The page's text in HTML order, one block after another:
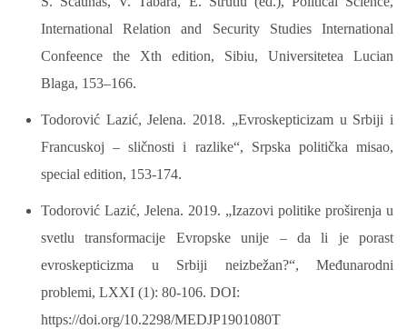
International Relation and Security Studies International
Confeence the Xth edition, Sibiu, Universitetea Lucian
Blaga, 153–166.
Todorović Lazić, Jelena. 2018. „Evroskepticizam u Srbiji i
Francuskoj – sličnosti i razlike“, Srpska politička misao,
special edition, 153-174.
Todorović Lazić, Jelena. 2019. „Izazovi politike proširenja u
svetlu transformacije Evropske unije – da li je porast
evroskepticizma u Srbiji neizbežan?“, Međunarodni
problemi, LXXI (1): 80-106. DOI:
https://doi.org/10.2298/MEDJP1901080T